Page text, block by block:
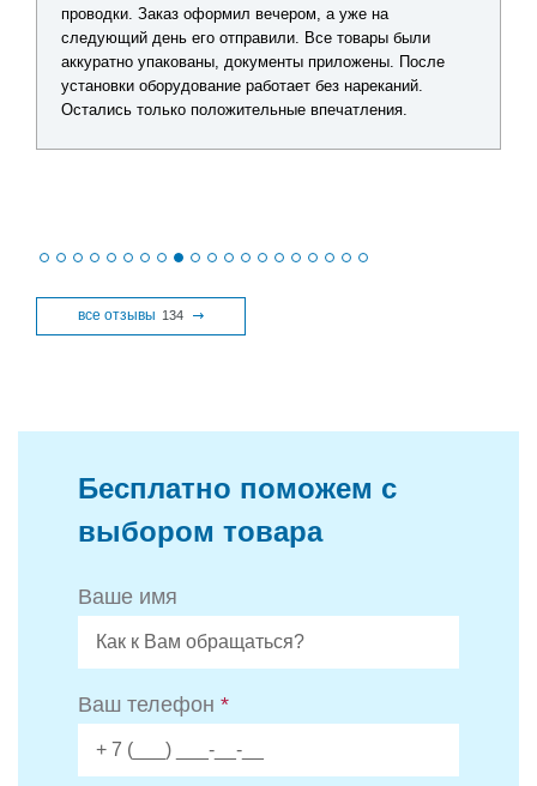
проводки. Заказ оформил вечером, а уже на
следующий день его отправили. Все товары были
аккуратно упакованы, документы приложены. После
установки оборудование работает без нареканий.
Остались только положительные впечатления.
все отзывы 134
Бесплатно поможем с
выбором товара
Ваше имя
Ваш телефон *